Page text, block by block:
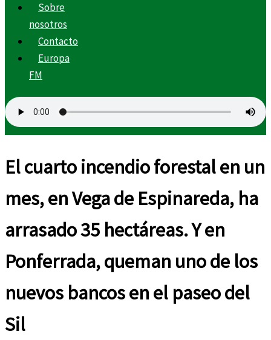
Sobre
nosotros
Contacto
Europa
FM
El cuarto incendio forestal en un
mes, en Vega de Espinareda, ha
arrasado 35 hectáreas. Y en
Ponferrada, queman uno de los
nuevos bancos en el paseo del
Sil